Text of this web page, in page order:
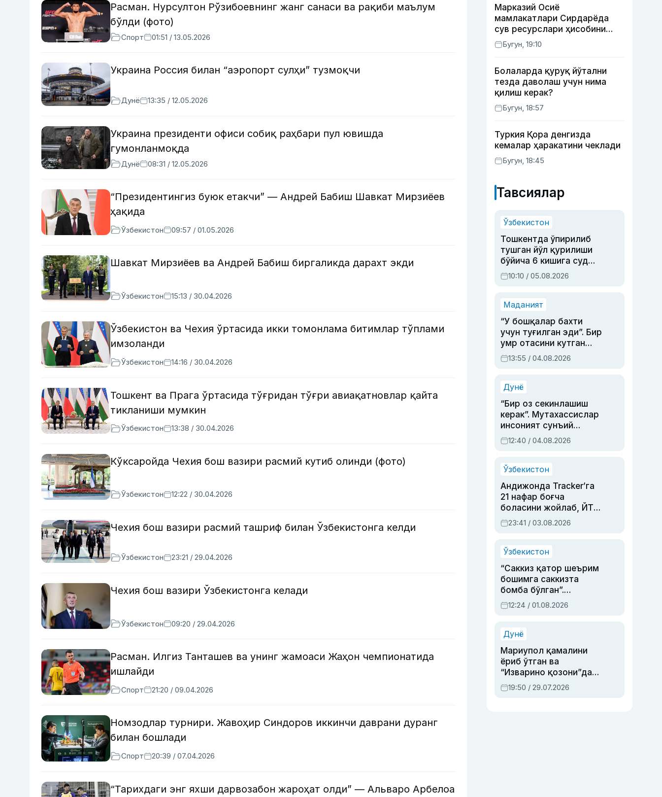
Расман. Нурсултон Рўзибоевнинг жанг санаси ва рақиби маълум
бўлди (фото)
Спорт 01:51 / 13.05.2026
Украина Россия билан “аэропорт сулҳи” тузмоқчи
Дунё 13:35 / 12.05.2026
Украина президенти офиси собиқ раҳбари пул ювишда
гумонланмоқда
Дунё 08:31 / 12.05.2026
“Президентингиз буюк етакчи” — Андрей Бабиш Шавкат Мирзиёев
ҳақида
Ўзбекистон 09:57 / 01.05.2026
Шавкат Мирзиёев ва Андрей Бабиш биргаликда дарахт экди
Ўзбекистон 15:13 / 30.04.2026
Ўзбекистон ва Чехия ўртасида икки томонлама битимлар тўплами
имзоланди
Ўзбекистон 14:16 / 30.04.2026
Тошкент ва Прага ўртасида тўғридан тўғри авиақатновлар қайта
тикланиши мумкин
Ўзбекистон 13:38 / 30.04.2026
Кўксаройда Чехия бош вазири расмий кутиб олинди (фото)
Ўзбекистон 12:22 / 30.04.2026
Чехия бош вазири расмий ташриф билан Ўзбекистонга келди
Ўзбекистон 23:21 / 29.04.2026
Чехия бош вазири Ўзбекистонга келади
Ўзбекистон 09:20 / 29.04.2026
Расман. Илгиз Танташев ва унинг жамоаси Жаҳон чемпионатида
ишлайди
Спорт 21:20 / 09.04.2026
Номзодлар турнири. Жавоҳир Синдоров иккинчи даврани дуранг
билан бошлади
Спорт 20:39 / 07.04.2026
“Тарихдаги энг яхши дарвозабон жароҳат олди” — Альваро Арбелоа
Марказий Осиё
мамлакатлари Сирдарёда
сув ресурслари ҳисобини
автоматлаштириш режасини
ишлаб чиқишни маъқуллади
Бугун, 19:10
Болаларда қуруқ йўтални
тезда даволаш учун нима
қилиш керак?
Бугун, 18:57
Туркия Қора денгизда
кемалар ҳаракатини чеклади
Бугун, 18:45
Тавсиялар
Ўзбекистон
Тошкентда ўпирилиб
тушган йўл қурилиши
бўйича 6 кишига суд
ҳукми ўқилди
10:10 / 05.08.2026
Маданият
“У бошқалар бахти
учун туғилган эди”. Бир
умр отасини кутган
актриса ва дубльяж
устаси Римма
синовларга тўла ҳаёти
13:55 / 04.08.2026
Дунё
“Бир оз секинлашиш
керак”. Мутахассислар
инсоният сунъий
интеллектни бошқара
олмай қолишидан
12:40 / 04.08.2026
Ўзбекистон
Андижонда Tracker’га
21 нафар боғча
боласини жойлаб, ЙТҲ
содир этган аёлга суд
ҳукми ўқилди
23:41 / 03.08.2026
Ўзбекистон
“Саккиз қатор шеърим
бошимга саккизта
бомба бўлган”.
Абдулла Ориповни
сиёсий айбловлардан
12:24 / 01.08.2026
Дунё
Мариупол қамалини
ёриб ўтган ва
“Изварино қозони”дан
чиққан қаҳрамон —
Украина армияси бош
19:50 / 29.07.2026